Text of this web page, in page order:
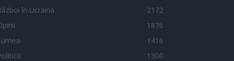
în Ucraina
2172
1876
1416
1300